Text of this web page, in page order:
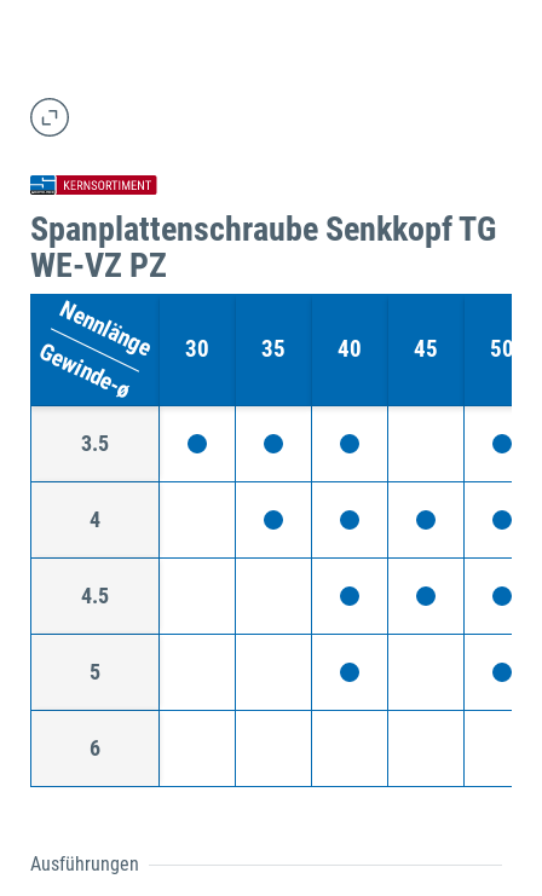
Spanplattenschraube Senkkopf TG
WE-VZ PZ
Nennlänge
Gewinde-ø 30 35 40 45 50
3.5
4
4.5
5
6
Ausführungen